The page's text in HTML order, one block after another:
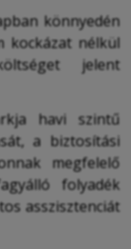
könnyedén
kockázat nélkül
jelent
havi szintű
a biztosítási
megfelelő
folyadék
asszisztenciát